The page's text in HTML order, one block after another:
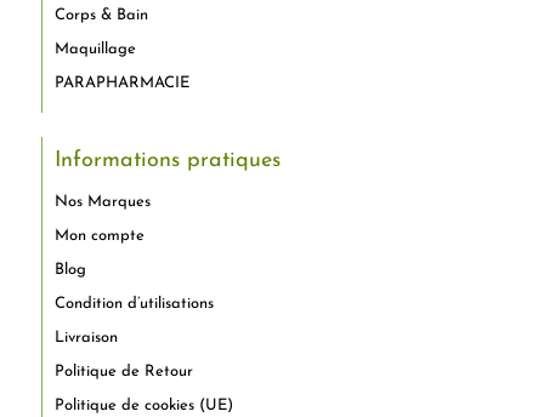
Corps & Bain
Maquillage
PARAPHARMACIE
Informations pratiques
Nos Marques
Mon compte
Blog
Condition d’utilisations
Livraison
Politique de Retour
Politique de cookies (UE)